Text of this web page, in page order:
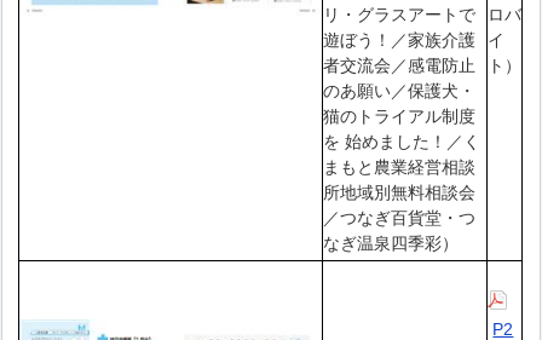
リ・グラスアートで
遊ぼう！／家族介護
者交流会／感電防止
のあ願い／保護犬・
猫のトライアル制度
を 始めました！／く
まもと農業経営相談
所地域別無料相談会
／つなぎ百貨堂・つ
なぎ温泉四季彩）
ロバ
イ
ト）
P2